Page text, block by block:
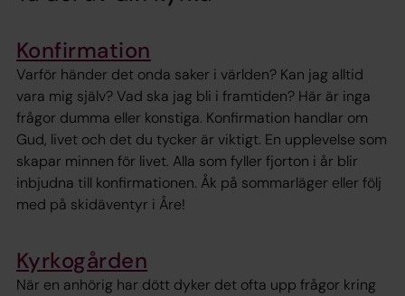
Konfirmation
Varför händer det onda saker i världen? Kan jag alltid
vara mig själv? Vad ska jag bli i framtiden? Här är inga
frågor dumma eller konstiga. Konfirmation handlar om
Gud, livet och det du tycker är viktigt. En upplevelse som
skapar minnen för livet. Alla som fyller fjorton i år blir
inbjudna till konfirmationen. Åk på sommarläger eller följ
med på skidäventyr i Åre!
Kyrkogården
När en anhörig har dött dyker det ofta upp frågor kring